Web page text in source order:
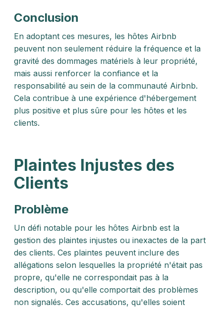
Conclusion
En adoptant ces mesures, les hôtes Airbnb
peuvent non seulement réduire la fréquence et la
gravité des dommages matériels à leur propriété,
mais aussi renforcer la confiance et la
responsabilité au sein de la communauté Airbnb.
Cela contribue à une expérience d'hébergement
plus positive et plus sûre pour les hôtes et les
clients.
Plaintes Injustes des
Clients
Problème
Un défi notable pour les hôtes Airbnb est la
gestion des plaintes injustes ou inexactes de la part
des clients. Ces plaintes peuvent inclure des
allégations selon lesquelles la propriété n'était pas
propre, qu'elle ne correspondait pas à la
description, ou qu'elle comportait des problèmes
non signalés. Ces accusations, qu'elles soient